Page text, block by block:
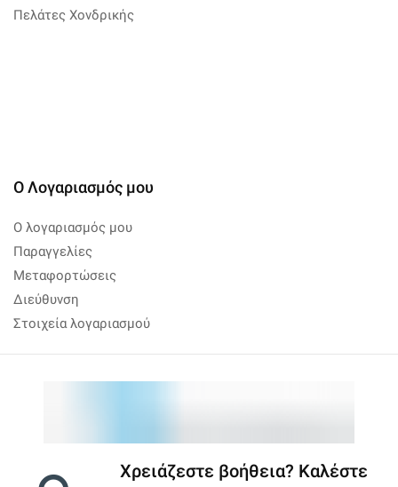
Πελάτες Χονδρικής
Ο Λογαριασμός μου
Ο λογαριασμός μου
Παραγγελίες
Μεταφορτώσεις
Διεύθυνση
Στοιχεία λογαριασμού
Χρειάζεστε βοήθεια? Καλέστε